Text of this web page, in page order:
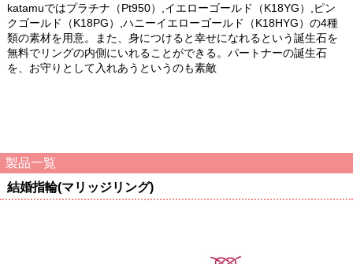
katamuではプラチナ（Pt950）,イエローゴールド（K18YG）,ピン
クゴールド（K18PG）,ハニーイエローゴールド（K18HYG）の4種
類の素材を用意。また、身につけると幸せになれるという誕生石を
無料でリングの内側にいれることができる。パートナーの誕生石
を、お守りとして入れあうというのも素敵
製品一覧
結婚指輪(マリッジリング)